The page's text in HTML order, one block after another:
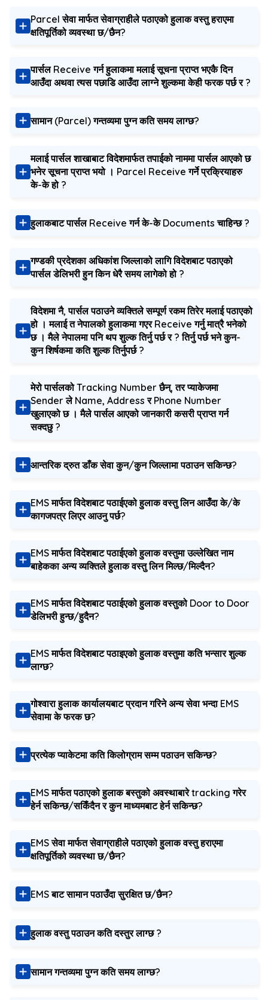
Parcel सेवा मार्फत सेवाग्राहीले पठाएको हुलाक वस्तु हराएमा
क्षतिपूर्तिको व्यवस्था छ/छैन?
पार्सल Receive गर्न हुलाकमा मलाई सूचना प्राप्त भएकै दिन
आउँदा अथवा त्यस पछाडि आउँदा लाग्ने शुल्कमा केही फरक पर्छ र ?
सामान (Parcel) गन्तव्यमा पुग्न कति समय लाग्छ?
मलाई पार्सल शाखाबाट विदेशमार्फत तपाईको नाममा पार्सल आएको छ
भनेर सूचना प्राप्त भयो । Parcel Receive गर्ने प्रक्रियाहरु
के-के हो ?
हुलाकबाट पार्सल Receive गर्न के-के Documents चाहिन्छ ?
गण्डकी प्रदेशका अधिकांश जिल्लाको लागि विदेशबाट पठाएको
पार्सल डेलिभरी हुन किन धेरै समय लागेको हो ?
विदेशमा नै, पार्सल पठाउने व्यक्तिले सम्पूर्ण रकम तिरेर मलाई पठाएको
हो । मलाई त नेपालको हुलाकमा गएर Receive गर्नु मात्रै भनेको
छ । मैले नेपालमा पनि थप शुल्क तिर्नु पर्छ र ? तिर्नु पर्छ भने कुन-
कुन शिर्षकमा कति शुल्क तिर्नुपर्छ ?
मेरो पार्सलको Tracking Number छैन्, तर प्याकेजमा
Sender ले Name, Address र Phone Number
खुलाएको छ । मैले पार्सल आएको जानकारी कसरी प्राप्‍त गर्न
सक्दछु ?
आन्तरिक द्रुत डाँक सेवा कुन/कुन जिल्लामा पठाउन सकिन्छ?
EMS मार्फत विदेशबाट पठाईएको हुलाक वस्तु लिन आउँदा के/के
कागजपत्र लिएर आउनु पर्छ?
EMS मार्फत विदेशबाट पठाईएको हुलाक वस्तुमा उल्लेखित नाम
बाहेकका अन्य व्यक्तिले हुलाक वस्तु लिन मिल्छ/मिल्दैन?
EMS मार्फत विदेशबाट पठाईएको हुलाक वस्तुको Door to Door
डेलिभरी हुन्छ/हुदैन?
EMS मार्फत विदेशबाट पठाइएको हुलाक वस्तुमा कति भन्सार शुल्क
लाग्छ?
गोश्‍वारा हुलाक कार्यालयबाट प्रदान गरिने अन्य सेवा भन्दा EMS
सेवामा के फरक छ?
प्रत्येक प्याकेटमा कति किलोग्राम सम्म पठाउन सकिन्छ?
EMS मार्फत पठाएको हुलाक बस्तुको अवस्थाबारे tracking गरेर
हेर्न सकिन्छ/सकिँदैन र कुन माध्यमबाट हेर्न सकिन्छ?
EMS सेवा मार्फत सेवाग्राहीले पठाएको हुलाक वस्तु हराएमा
क्षतिपूर्तिको व्यवस्था छ/छैन?
EMS बाट सामान पठाउँदा सुरक्षित छ/छैन?
हुलाक वस्तु पठाउन कति दस्तुर लाग्छ ?
सामान गन्तव्यमा पुग्न कति समय लाग्छ?